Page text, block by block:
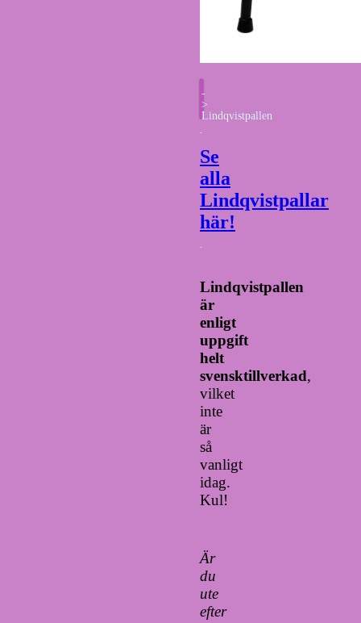
-
>
Lindqvistpallen
Se
alla
Lindqvistpallar
här!
Lindqvistpallen
är
enligt
uppgift
helt
svensktillverkad,
vilket
inte
är
så
vanligt
idag.
Kul!
Är
du
ute
efter